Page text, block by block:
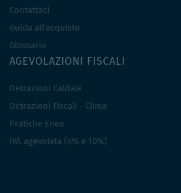
Contattaci
Guida all'acquisto
Glossario
AGEVOLAZIONI FISCALI
Detrazioni Caldaie
Detrazioni Fiscali - Clima
Pratiche Enea
IVA agevolata (4% e 10%)